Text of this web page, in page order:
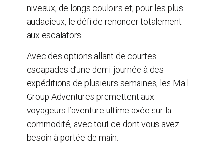
niveaux, de longs couloirs et, pour les plus
audacieux, le défi de renoncer totalement
aux escalators.
Avec des options allant de courtes
escapades d’une demi-journée à des
expéditions de plusieurs semaines, les Mall
Group Adventures promettent aux
voyageurs l’aventure ultime axée sur la
commodité, avec tout ce dont vous avez
besoin à portée de main.